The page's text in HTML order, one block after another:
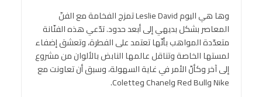
وها هي اليوم Leslie David تمزج الفخامة مع الفنّ
المعاصر بشكل بديهي إلى أبعد حدود. تدّعي هذه الفنّانة
متعدّدة المواهب بأنّها تعتمد على الفطرة، وتعشق إضفاء
لمستها الخاصة وتناقل عالمها النابض بالألوان من مشروع
إلى آخر وكأنّ الأمر في غاية السهولة، وسبق أن تعاونت مع
Nike وRed Bull وChanel وColette.